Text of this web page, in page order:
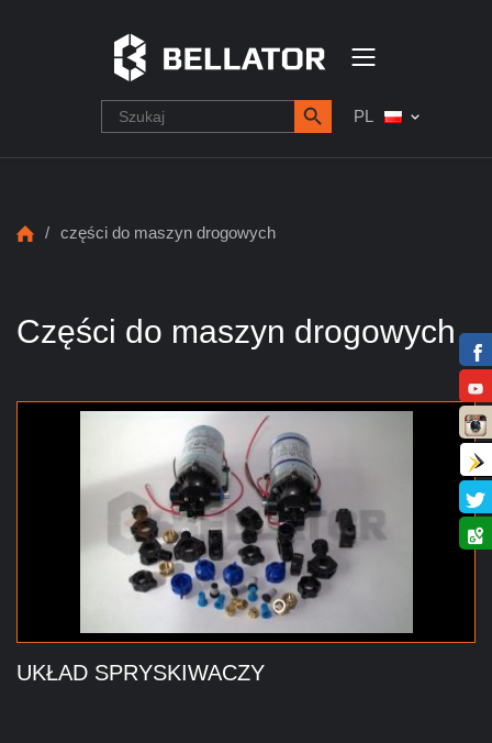
PL
/ części do maszyn drogowych
Części do maszyn drogowych
UKŁAD SPRYSKIWACZY